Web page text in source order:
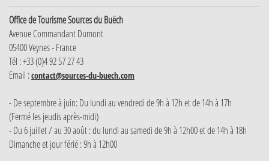
Office de Tourisme Sources du Buëch
Avenue Commandant Dumont
05400 Veynes - France
Tél : +33 (0)4 92 57 27 43
Email :contact@sources-du-buech.com
- De septembre à juin: Du lundi au vendredi de 9h à 12h et de 14h à 17h
(Fermé les jeudis après-midi)
- Du 6 juillet / au 30 août : du lundi au samedi de 9h à 12h00 et de 14h à 18h
Dimanche et jour férié : 9h à 12h00